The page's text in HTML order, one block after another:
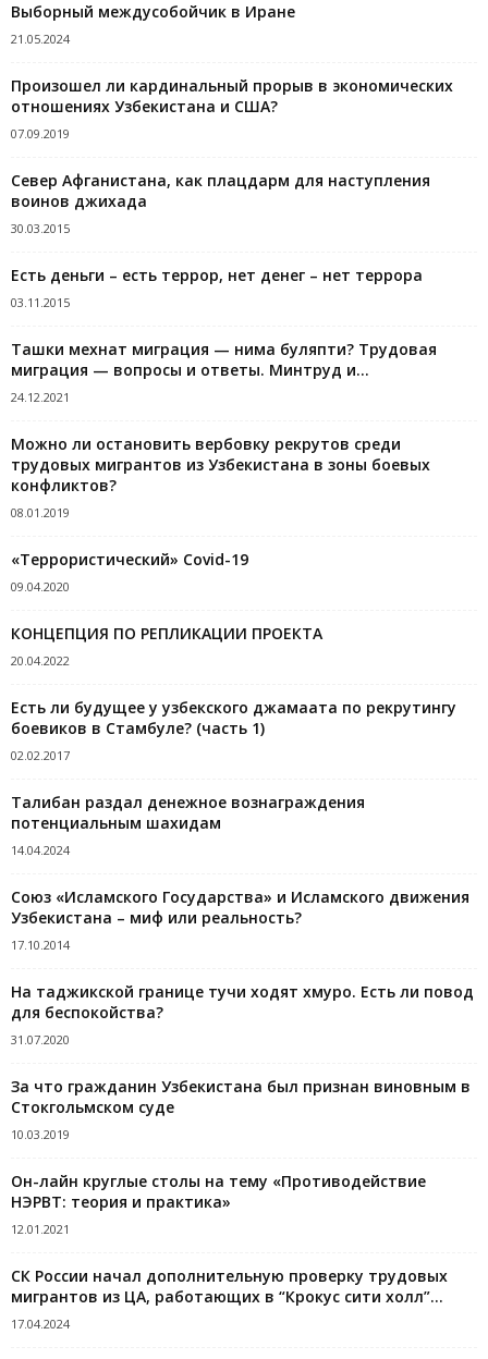
Выборный междусобойчик в Иране
21.05.2024
Произошел ли кардинальный прорыв в экономических
отношениях Узбекистана и США?
07.09.2019
Север Афганистана, как плацдарм для наступления
воинов джихада
30.03.2015
Есть деньги – есть террор, нет денег – нет террора
03.11.2015
Ташки мехнат миграция — нима буляпти? Трудовая
миграция — вопросы и ответы. Минтруд и...
24.12.2021
Можно ли остановить вербовку рекрутов среди
трудовых мигрантов из Узбекистана в зоны боевых
конфликтов?
08.01.2019
«Террористический» Covid-19
09.04.2020
КОНЦЕПЦИЯ ПО РЕПЛИКАЦИИ ПРОЕКТА
20.04.2022
Есть ли будущее у узбекского джамаата по рекрутингу
боевиков в Стамбуле? (часть 1)
02.02.2017
Талибан раздал денежное вознаграждения
потенциальным шахидам
14.04.2024
Союз «Исламского Государства» и Исламского движения
Узбекистана – миф или реальность?
17.10.2014
На таджикской границе тучи ходят хмуро. Есть ли повод
для беспокойства?
31.07.2020
За что гражданин Узбекистана был признан виновным в
Стокгольмском суде
10.03.2019
Он-лайн круглые столы на тему «Противодействие
НЭРВТ: теория и практика»
12.01.2021
СК России начал дополнительную проверку трудовых
мигрантов из ЦА, работающих в “Крокус сити холл”...
17.04.2024